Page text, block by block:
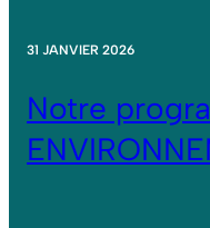
31 JANVIER 2026
Notre